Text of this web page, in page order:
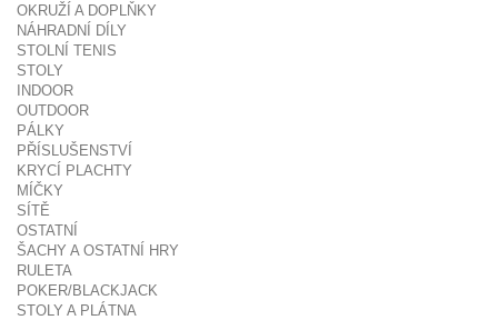
OKRUŽÍ A DOPLŇKY
NÁHRADNÍ DÍLY
STOLNÍ TENIS
STOLY
INDOOR
OUTDOOR
PÁLKY
PŘÍSLUŠENSTVÍ
KRYCÍ PLACHTY
MÍČKY
SÍTĚ
OSTATNÍ
ŠACHY A OSTATNÍ HRY
RULETA
POKER/BLACKJACK
STOLY A PLÁTNA